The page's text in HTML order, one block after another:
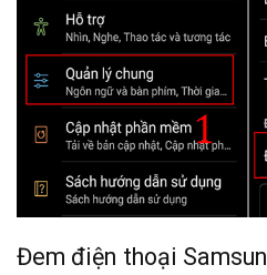
Đem điện thoại